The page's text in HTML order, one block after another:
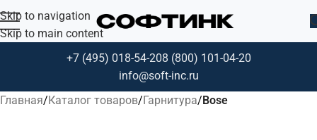
Skip to navigation
Skip to main content
+7 (495) 018-54-208 (800) 101-04-20
info@soft-inc.ru
Главная Каталог товаров Гарнитура Bose